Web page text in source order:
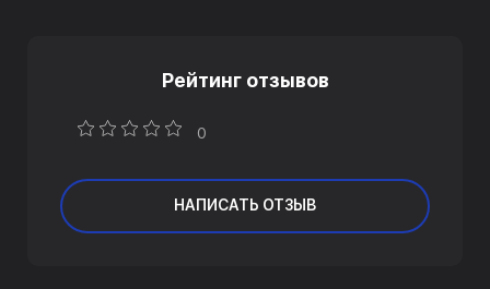
Рейтинг отзывов
0
НАПИСАТЬ ОТЗЫВ